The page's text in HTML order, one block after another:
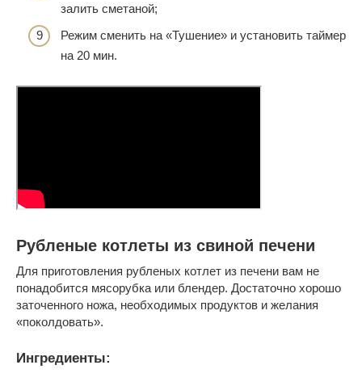
залить сметаной;
Режим сменить на «Тушение» и установить таймер
на 20 мин.
Рубленые котлеты из свиной печени
Для приготовления рубленых котлет из печени вам не
понадобится мясорубка или блендер. Достаточно хорошо
заточенного ножа, необходимых продуктов и желания
«поколдовать».
Ингредиенты: